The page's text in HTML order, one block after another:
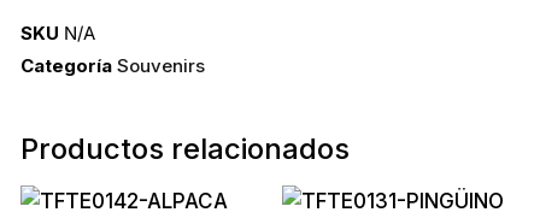
SKU N/A
Categoría Souvenirs
Productos relacionados